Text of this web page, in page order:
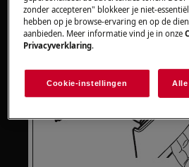
zonder accepteren" blokkeer je niet-
hebben op je browse-ervaring en op de
aanbieden. Meer informatie vind je in onze
Privacyverklaring.
Cookie-instellingen Alle